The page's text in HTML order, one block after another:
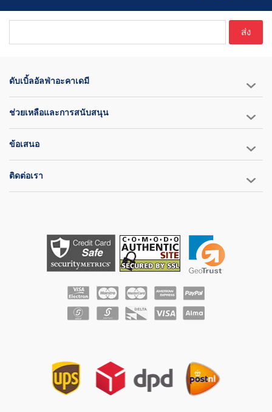
ส่ง
ดับเบิ้ลอัลฟ่าอะคาเดมี
ช่วยเหลือและการสนับสนุน
ข้อเสนอ
ติดต่อเรา